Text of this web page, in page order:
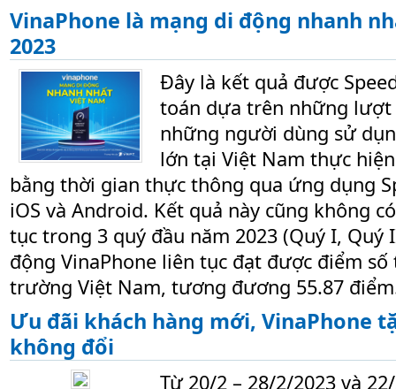
VinaPhone là mạng di động nhanh
2023
Đây là kết quả được
toán dựa trên những lượt
những người dùng sử
lớn tại Việt Nam thực
bằng thời gian thực thông qua ứng dụng
iOS và Android. Kết quả này cũng không
tục trong 3 quý đầu năm 2023 (Quý I, Quý
động VinaPhone liên tục đạt được điểm
trường Việt Nam, tương đương 55.87
Ưu đãi khách hàng mới, VinaPhone
không đổi
Từ 20/2 – 28/2/2023 và